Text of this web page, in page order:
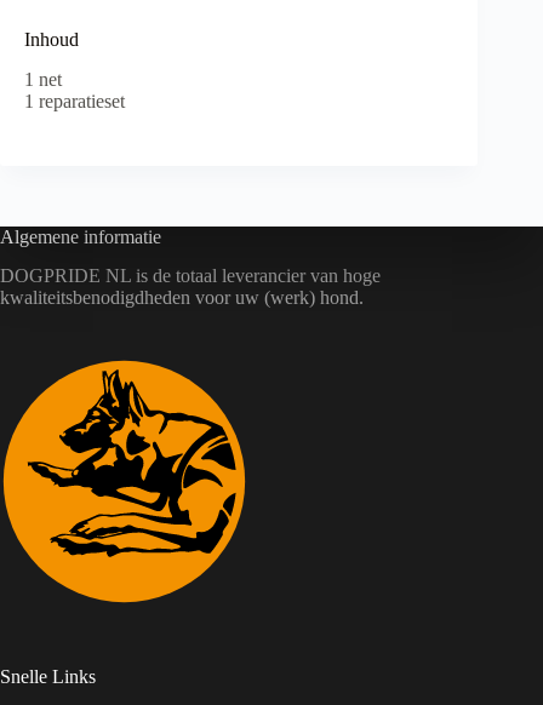
Inhoud
1 net
1 reparatieset
Algemene informatie
DOGPRIDE NL is de totaal leverancier van hoge
kwaliteitsbenodigdheden voor uw (werk) hond.
Snelle Links